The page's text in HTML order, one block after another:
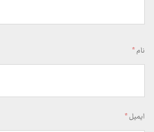
نام*
ایمیل*